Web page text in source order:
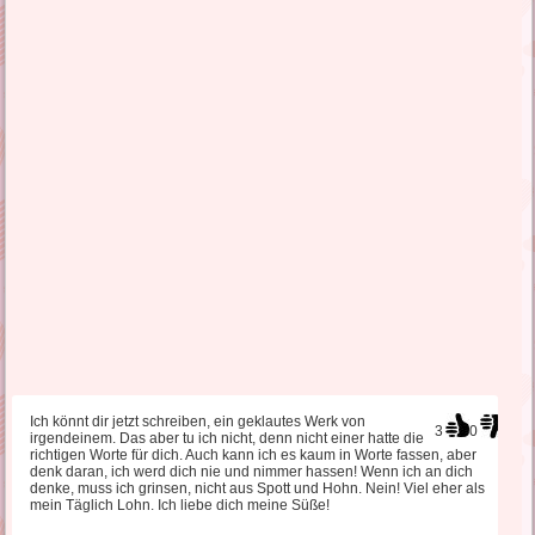
3 0
Ich könnt dir jetzt schreiben, ein geklautes Werk von
irgendeinem. Das aber tu ich nicht, denn nicht einer hatte die
richtigen Worte für dich. Auch kann ich es kaum in Worte fassen, aber
denk daran, ich werd dich nie und nimmer hassen! Wenn ich an dich
denke, muss ich grinsen, nicht aus Spott und Hohn. Nein! Viel eher als
mein Täglich Lohn. Ich liebe dich meine Süße!